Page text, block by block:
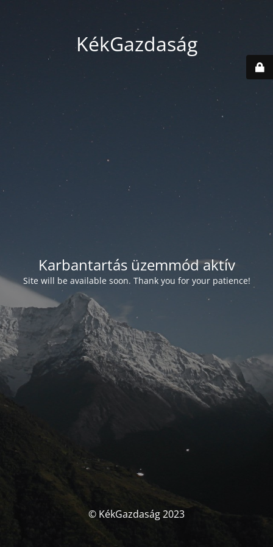
KékGazdaság
Karbantartás üzemmód aktív
Site will be available soon. Thank you for your patience!
© KékGazdaság 2023